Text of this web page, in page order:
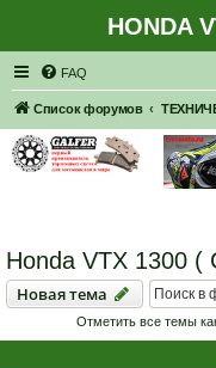
HONDA
FAQ
Список форумов
Honda VTX 1300 (
Новая тема
Новаятема
Отметить все темы